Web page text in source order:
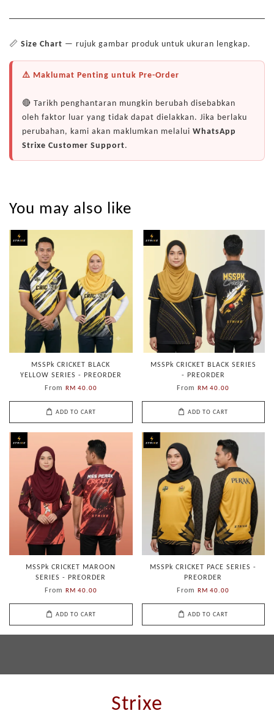
📏 Size Chart — rujuk gambar produk untuk ukuran lengkap.
⚠️ Maklumat Penting untuk Pre-Order
🔴 Tarikh penghantaran mungkin berubah disebabkan
oleh faktor luar yang tidak dapat dielakkan. Jika berlaku
perubahan, kami akan maklumkan melalui WhatsApp
Strixe Customer Support.
You may also like
MSSPk CRICKET BLACK
YELLOW SERIES - PREORDER
From
RM 40.00
ADD TO CART
MSSPk CRICKET BLACK SERIES
- PREORDER
FromRM 40.00
ADD TO CART
MSSPk CRICKET MAROON
SERIES - PREORDER
From
RM 40.00
ADD TO CART
MSSPk CRICKET PACE SERIES -
PREORDER
FromRM 40.00
ADD TO CART
Strixe